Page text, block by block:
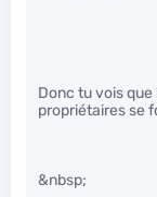
Donc tu vois que
propriétaires se
&nbsp;